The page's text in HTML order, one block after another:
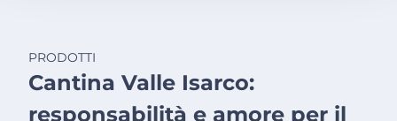
PRODOTTI
Cantina Valle Isarco:
responsabilità e amore per il